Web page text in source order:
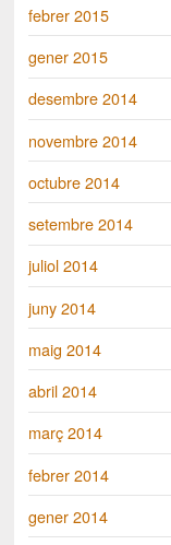
febrer 2015
gener 2015
desembre 2014
novembre 2014
octubre 2014
setembre 2014
juliol 2014
juny 2014
maig 2014
abril 2014
març 2014
febrer 2014
gener 2014